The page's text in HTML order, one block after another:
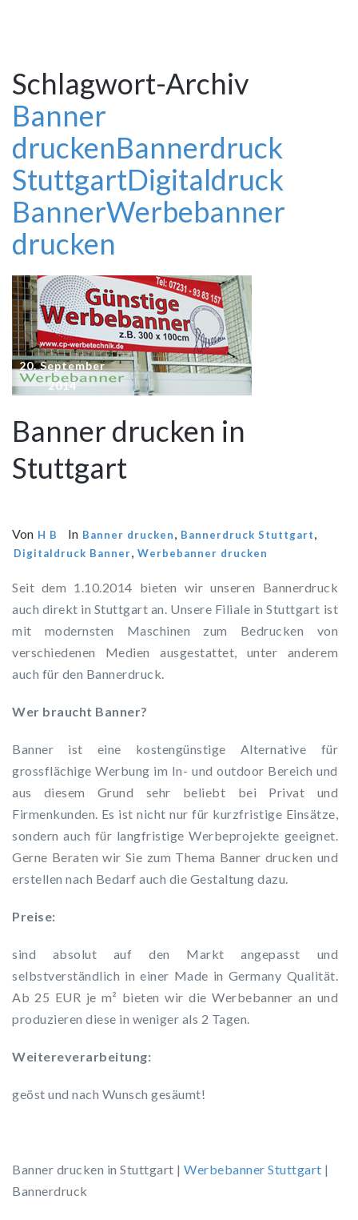
Schlagwort-Archiv
Banner
druckenBannerdruck
StuttgartDigitaldruck
BannerWerbebanner
drucken
20. September
2014
Banner drucken in
Stuttgart
Von H B In Banner drucken Bannerdruck Stuttgart
Digitaldruck Banner Werbebanner drucken
Seit dem 1.10.2014 bieten wir unseren Bannerdruck
auch direkt in Stuttgart an. Unsere Filiale in Stuttgart ist
mit modernsten Maschinen zum Bedrucken von
verschiedenen Medien ausgestattet, unter anderem
auch für den Bannerdruck.
Wer braucht Banner?
Banner ist eine kostengünstige Alternative für
grossflächige Werbung im In- und outdoor Bereich und
aus diesem Grund sehr beliebt bei Privat und
Firmenkunden. Es ist nicht nur für kurzfristige Einsätze,
sondern auch für langfristige Werbeprojekte geeignet.
Gerne Beraten wir Sie zum Thema Banner drucken und
erstellen nach Bedarf auch die Gestaltung dazu.
Preise:
sind absolut auf den Markt angepasst und
selbstverständlich in einer Made in Germany Qualität.
Ab 25 EUR je m² bieten wir die Werbebanner an und
produzieren diese in weniger als 2 Tagen.
Weitereverarbeitung:
geöst und nach Wunsch gesäumt!
Banner drucken in Stuttgart | Werbebanner Stuttgart |
Bannerdruck